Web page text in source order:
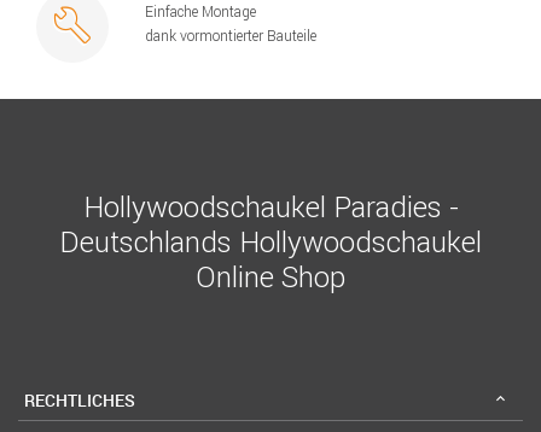
Einfache Montage
dank vormontierter Bauteile
Hollywoodschaukel Paradies -
Deutschlands Hollywoodschaukel
Online Shop
RECHTLICHES